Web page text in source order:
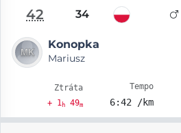
42 34
Konopka
Mariusz
Ztráta
+ 1h49m
Tempo
6:42 /km